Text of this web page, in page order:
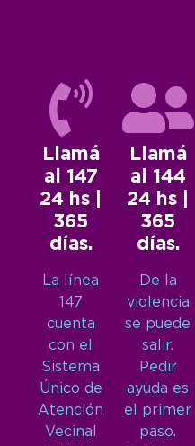
Llamá
al 147
24 hs |
365
días.
La línea
147
cuenta
con el
Sistema
Único de
Atención
Vecinal
Llamá
al 144
24 hs |
365
días.
De la
violencia
se puede
salir.
Pedir
ayuda es
el primer
paso.